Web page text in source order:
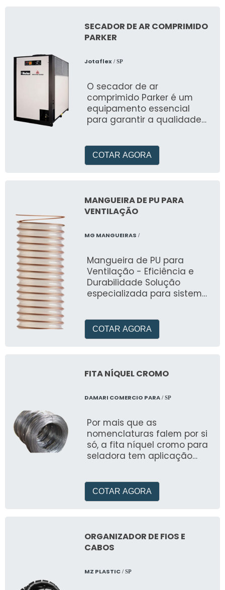
SECADOR DE AR COMPRIMIDO
PARKER
Jotaflex/ SP
O secador de ar
comprimido Parker é um
equipamento essencial
para garantir a qualidade
COTAR AGORA
MANGUEIRA DE PU PARA
VENTILAÇÃO
MG MANGUEIRAS /
Mangueira de PU para
Ventilação - Eficiência e
Durabilidade Solução
especializada para sistemas
pela MG Mangueiras,
oferece temperatura de
abrasão e flexibilidade. Ideal
moveleiras e químicas,
sistemas de ventilação.
Durabilidade comprovada
para operações
ininterruptas.
COTAR AGORA
FITA NÍQUEL CROMO
DAMARI COMERCIO PARA/ SP
Por mais que as
nomenclaturas falem por si
só, a fita níquel cromo para
seladora tem aplicação
COTAR AGORA
ORGANIZADOR DE FIOS E
CABOS
MZ PLASTIC/ SP